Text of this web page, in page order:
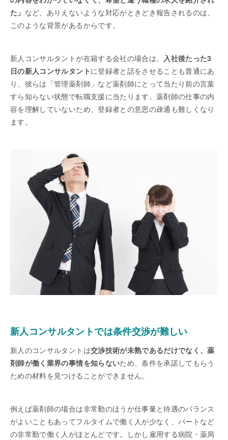
た」 など、ありえないような対応がときどき報告されるのは、
このような背景があるからです。
新人コンサルタントが在籍する会社の場合は、
入社後たった3
日の新人コンサルタント に登録者と話をさせることも普通にあ
り、彼らは「管理薬剤師」など薬剤師にとって当たり前の言葉
すら知らない状態で転職支援に当たります。薬剤師の仕事の内
容を理解していないため、登録者との意思の疎通も難しくなり
ます。
新人コンサルタントでは条件交渉が難しい
新人のコンサルタントは交渉技術が未熟であるだけでなく、薬
剤師が働く業界の事情を知らないため、条件を承諾してもらう
ための材料を見つけることができません。
例えば薬剤師の場合は非常勤のほうが仕事量と待遇のバランス
がよいこともあってフルタイムで働く人が少なく、パートなど
の非常勤で働く人がほとんどです。しかし雇用する病院・薬局